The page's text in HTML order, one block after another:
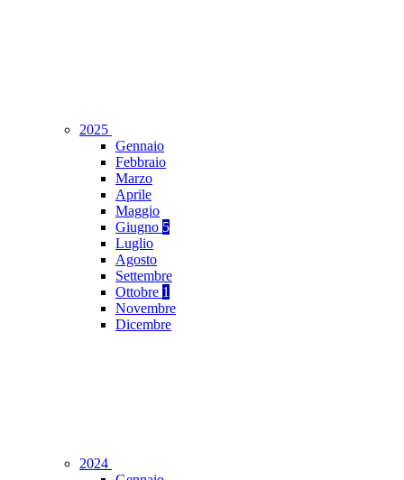
2025
Gennaio
Febbraio
Marzo
Aprile
Maggio
Giugno 5
Luglio
Agosto
Settembre
Ottobre 1
Novembre
Dicembre
2024